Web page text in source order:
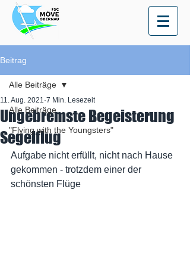
Beitrag
Alle Beiträge
"Flying with the Youngsters"
Alle Beiträge
Ungebremste Begeisterung
Segelflug
11. Aug. 2021 7 Min. Lesezeit
Aufgabe nicht erfüllt, nicht nach Hause
gekommen - trotzdem einer der
schönsten Flüge